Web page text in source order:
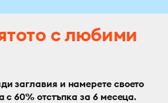
с любими
заглавия и намерете своето
с 60% отстъпка за 6 месеца.